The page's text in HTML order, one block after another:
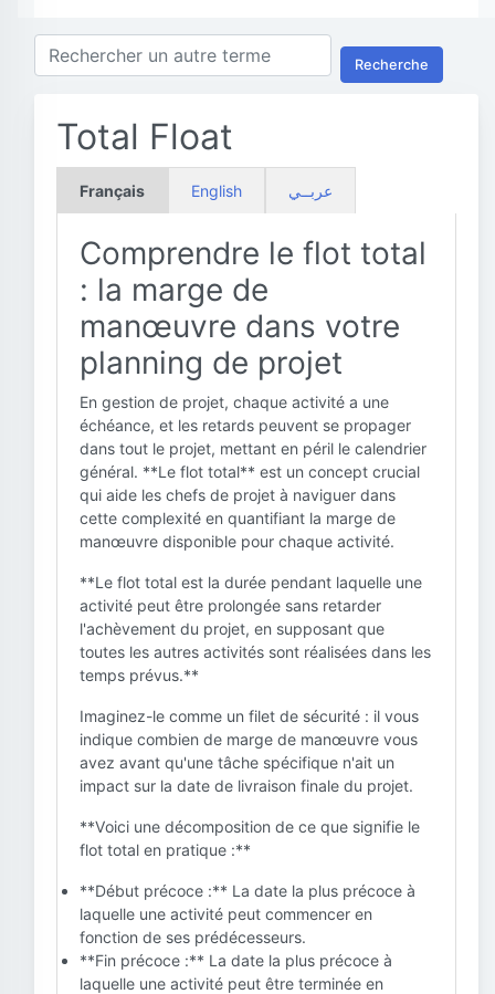
Recherche
Total Float
Français English عربــي
Comprendre le flot total
: la marge de
manœuvre dans votre
planning de projet
En gestion de projet, chaque activité a une
échéance, et les retards peuvent se propager
dans tout le projet, mettant en péril le calendrier
général. **Le flot total** est un concept crucial
qui aide les chefs de projet à naviguer dans
cette complexité en quantifiant la marge de
manœuvre disponible pour chaque activité.
**Le flot total est la durée pendant laquelle une
activité peut être prolongée sans retarder
l'achèvement du projet, en supposant que
toutes les autres activités sont réalisées dans les
temps prévus.**
Imaginez-le comme un filet de sécurité : il vous
indique combien de marge de manœuvre vous
avez avant qu'une tâche spécifique n'ait un
impact sur la date de livraison finale du projet.
**Voici une décomposition de ce que signifie le
flot total en pratique :**
**Début précoce :** La date la plus précoce à
laquelle une activité peut commencer en
fonction de ses prédécesseurs.
**Fin précoce :** La date la plus précoce à
laquelle une activité peut être terminée en